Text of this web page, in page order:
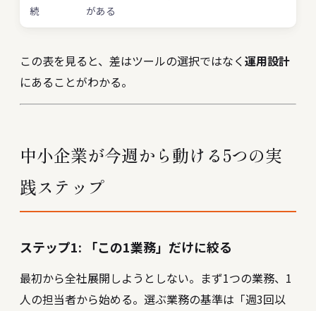
続
がある
この表を見ると、差はツールの選択ではなく運用設計
にあることがわかる。
中小企業が今週から動ける5つの実
践ステップ
ステップ1: 「この1業務」だけに絞る
最初から全社展開しようとしない。まず1つの業務、1
人の担当者から始める。選ぶ業務の基準は「週3回以